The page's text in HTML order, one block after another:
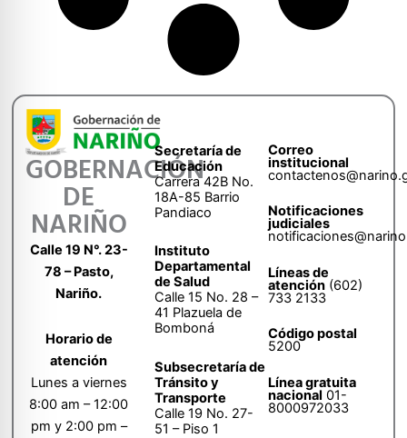
GOBERNACIÓN
DE
NARIÑO
Calle 19 N°. 23-
78 – Pasto,
Nariño.
Horario de
atención
Lunes a viernes
8:00 am – 12:00
pm y 2:00 pm –
Secretaría de
Educación
Carrera 42B No.
18A-85 Barrio
Pandiaco
Instituto
Departamental
de Salud
Calle 15 No. 28 –
41 Plazuela de
Bomboná
Subsecretaría de
Tránsito y
Transporte
Calle 19 No. 27-
51 – Piso 1
Correo
institucional
Notificaciones
judiciales
Líneas de
atención (602)
733 2133
Código postal
5200
Línea gratuita
nacional 01-
8000972033